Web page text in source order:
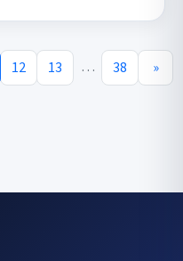
12 13 … 38 »